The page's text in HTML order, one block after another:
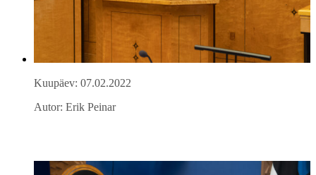
Kuupäev: 07.02.2022
Autor: Erik Peinar